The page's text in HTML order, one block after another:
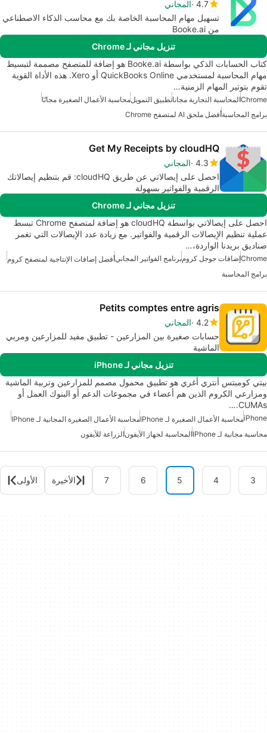
4.7 المجاني
تسهيل مهام المحاسبة الخاصة بك مع محاسب الذكاء الاصطناعي
من Booke.ai
تنزيل مجاني لـ Chrome
كتاب الحسابات الذكي بواسطة Booke.ai هو إضافة للمتصفح مصممة لتبسيط
مهام المحاسبة لمستخدمي QuickBooks Online أو Xero. هذه الأداة القوية
تقوم بتوتير المهام الزمنية…
Chromeالمحاسبة التجارية مجاناتطبيق التمويلمحاسبة الأعمال الصغيرة مجانًا
برامج المحاسبةأفضل ملحق AI لمتصفح Chrome
Get My Receipts by cloudHQ
4.3 المجاني
احصل على إيصالاتي عن طريق cloudHQ: قم بتنظيم إيصالاتك
الرقمية والفواتير بسهولة
تنزيل مجاني لـ Chrome
احصل على إيصالاتي بواسطة cloudHQ هو إضافة لمتصفح Chrome تبسط
عملية تنظيم الإيصالات الرقمية والفواتير. مع زيادة عدد الإيصالات التي تغمر
صناديق بريدنا الواردة،…
Chromeإضافات جوجل كرومبرنامج الفواتير المجانيأفضل إضافات الإنتاجية لمتصفح كروم
برامج المحاسبة
Petits comptes entre agris
4.2 المجاني
حسابات صغيرة بين المزارعين - تطبيق مفيد للمزارعين ومربي
الماشية
تنزيل مجاني لـ iPhone
بيتي كومبتس أنتري أغري هو تطبيق محمول مصمم للمزارعين وتربية الماشية
ومزارعي الكروم الذين هم أعضاء في مجموعات الدعم أو البنوك العمل أو
CUMAs.…
iPhoneمحاسبة الأعمال الصغيرة لـ IPhone
محاسبة الأعمال الصغيرة المجانية لـ IPhone
محاسبة مجانية لـ IPhone
المحاسبة لجهاز الآيفونالزراعة للآيفون
3
4
5
6
7 الأولى الأخيرة